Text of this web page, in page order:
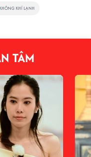
KHÔNG KHÍ LẠNH
TÂM